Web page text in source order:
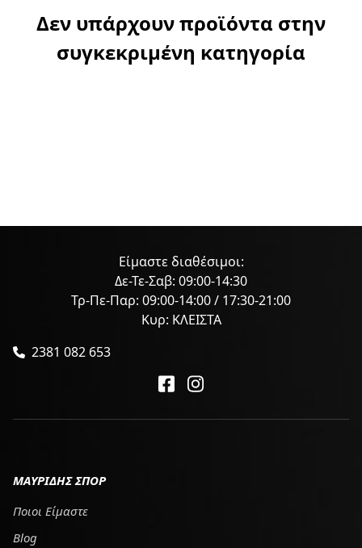
Δεν υπάρχουν προϊόντα στην
συγκεκριμένη κατηγορία
Είμαστε διαθέσιμοι:
Δε-Τε-Σαβ: 09:00-14:30
Τρ-Πε-Παρ: 09:00-14:00 / 17:30-21:00
Κυρ: ΚΛΕΙΣΤΑ
2381 082 653
ΜΑΥΡΙΔΗΣ ΣΠΟΡ
Ποιοι Είμαστε
Blog